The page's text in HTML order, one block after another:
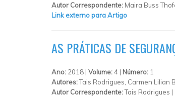
Autor Correspondente: Maira Buss
Link externo para Artigo
AS PRÁTICAS DE
Ano: 2018 | Volume:4 | Número: 1
Autores:Tais Rodrigues, Carmen Lilian
Autor Correspondente:Tais Rodrigues |